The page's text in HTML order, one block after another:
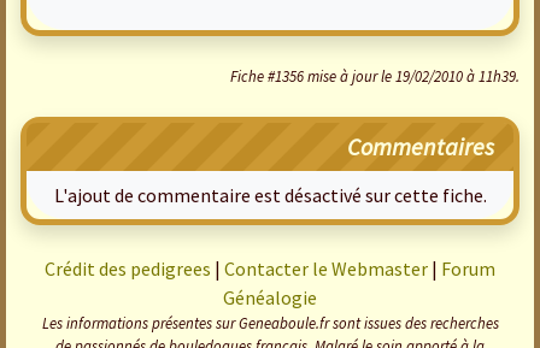
Fiche #1356 mise à jour le 19/02/2010 à 11h39.
Commentaires
L'ajout de commentaire est désactivé sur cette fiche.
Crédit des pedigrees | Contacter le Webmaster | Forum
Généalogie
Les informations présentes sur Geneaboule.fr sont issues des recherches